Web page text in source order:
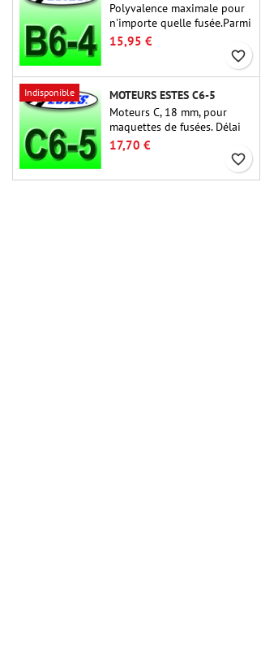
Polyvalence maximale pour
n'importe quelle fusée.Parmi
les moteurs de fusée les plus
utilisés à ce jour, l'Estes B6-
4 est le moteur adapté à la
plus grande majorité des
fusées Estes et similaires.
15,95 €
favorite_border
Indisponible
MOTEURS ESTES C6-5
Moteurs C, 18 mm, pour
maquettes de fusées. Délai
de 5 secondes, pour les
fusées à un étage.
17,70 €
favorite_border